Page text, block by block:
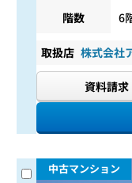
階数
6
取扱店 株式会社
資料請求
中古マンション